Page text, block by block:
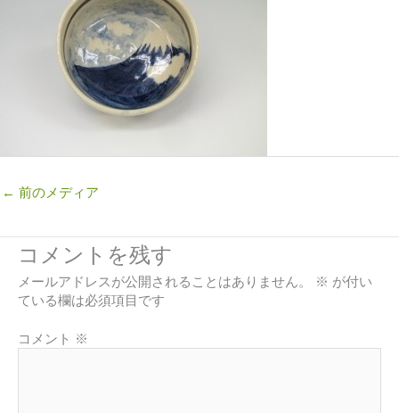
← 前のメディア
コメントを残す
メールアドレスが公開されることはありません。 ※ が付い
ている欄は必須項目です
コメント ※